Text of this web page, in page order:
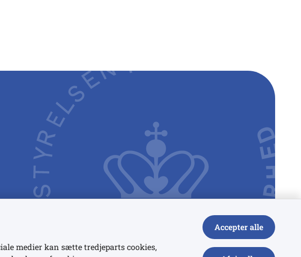
medier kan sætte tredjeparts cookies,
Accepter alle